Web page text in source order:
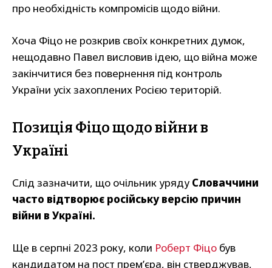
про необхідність компромісів щодо війни.
Хоча Фіцо не розкрив своїх конкретних думок,
нещодавно Павел висловив ідею, що війна може
закінчитися без повернення під контроль
України усіх захоплених Росією територій.
Позиція Фіцо щодо війни в
Україні
Слід зазначити, що очільник уряду Словаччини
часто відтворює російську версію причин
війни в Україні.
Ще в серпні 2023 року, коли Роберт Фіцо був
кандидатом на пост прем’єра, він стверджував,